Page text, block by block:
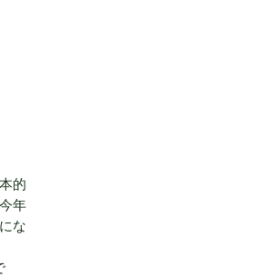
的
年
な